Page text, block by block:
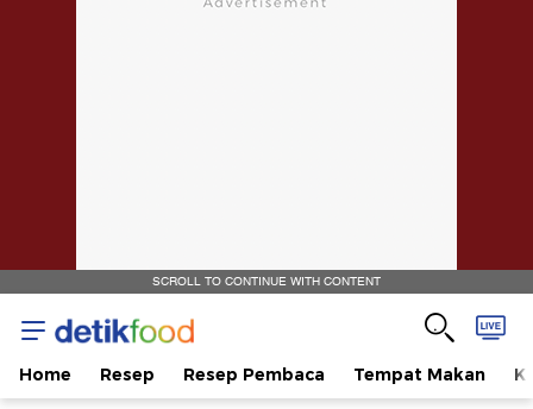
SCROLL TO CONTINUE WITH CONTENT
Home Resep Resep Pembaca Tempat Makan